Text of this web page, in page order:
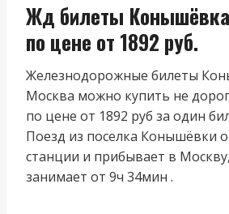
Жд билеты
по цене от 1892 руб.
Железнодорожные билеты
Москва можно купить не
по цене от 1892 руб за один
Поезд из поселка Конышёвки
станции и прибывает в
занимает от 9ч 34мин .